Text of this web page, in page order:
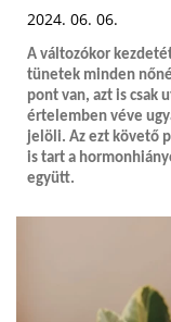
2024. 06. 06.
A változókor
tünetek minden
pont van, azt is csak
értelemben véve
jelöli. Az ezt követő
is tart a
együtt.